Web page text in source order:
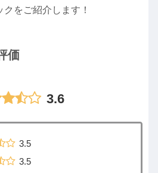
をご紹介します！
価
3.6
3.5
3.5